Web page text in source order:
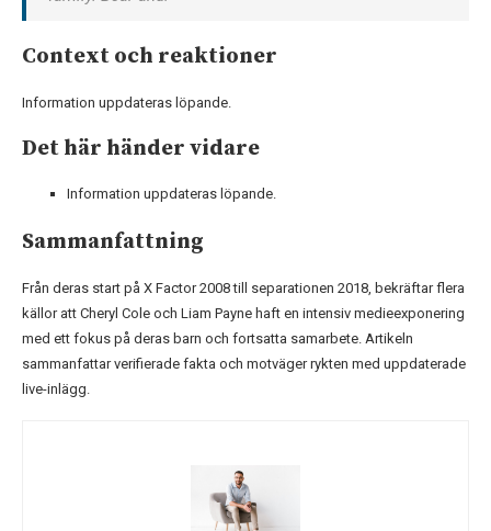
Context och reaktioner
Information uppdateras löpande.
Det här händer vidare
Information uppdateras löpande.
Sammanfattning
Från deras start på X Factor 2008 till separationen 2018, bekräftar flera
källor att Cheryl Cole och Liam Payne haft en intensiv medieexponering
med ett fokus på deras barn och fortsatta samarbete. Artikeln
sammanfattar verifierade fakta och motväger rykten med uppdaterade
live-inlägg.